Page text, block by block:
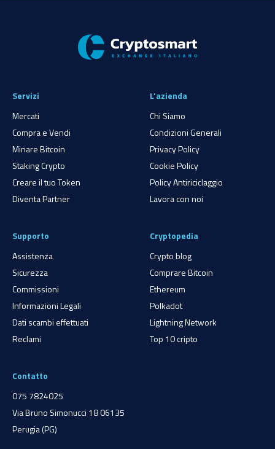
Servizi
Mercati
Compra e Vendi
Minare Bitcoin
Staking Crypto
Creare il tuo Token
Diventa Partner
L’azienda
Chi Siamo
Condizioni Generali
Privacy Policy
Cookie Policy
Policy Antiriciclaggio
Lavora con noi
Supporto
Assistenza
Sicurezza
Commissioni
Informazioni Legali
Dati scambi effettuati
Reclami
Cryptopedia
Crypto blog
Comprare Bitcoin
Ethereum
Polkadot
Lightning Network
Top 10 cripto
Contatto
075 7824025
Via Bruno Simonucci 18 06135
Perugia (PG)